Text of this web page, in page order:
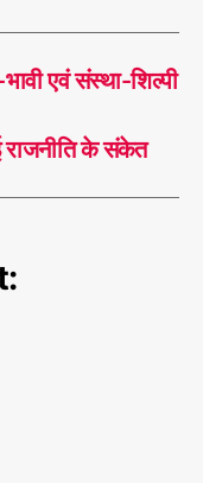
एवं संस्था-शिल्पी
राजनीति के संकेत